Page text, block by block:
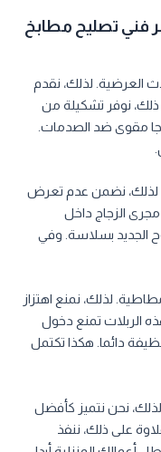
فني تصليح مطابخ
العرضية. لذلك، نقدم
ذلك، نوفر تشكيلة من
مقوى ضد الصدمات.
لذلك، نضمن عدم تعرض
الزجاج داخل
الجديد بسلاسة. وفي
لذلك، نمنع اهتزاز
الربلات تمنع دخول
دائما. هكذا تكتمل
نحن نتميز كأفضل
على ذلك، ننفذ